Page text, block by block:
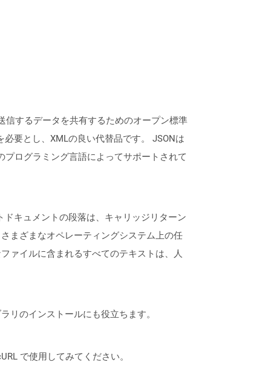
するデータを共有するためのオープン標準
要とし、XMLの良い代替品です。 JSONは
ログラミング言語によってサポートされて
キュメントの段落は、キャリッジリターン
まざまなオペレーティングシステム上の任
ァイルに含まれるすべてのテキストは、人
リのインストールにも役立ちます。
で使用してみてください。